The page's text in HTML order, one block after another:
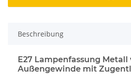
Beschreibung
E27 Lampenfassung
Außengewinde mit